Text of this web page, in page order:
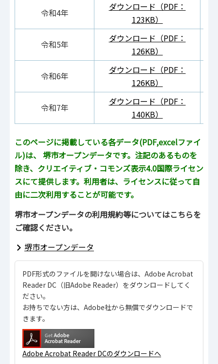
令和4年
ダウンロード（PDF：
123KB）
令和5年
ダウンロード（PDF：
126KB）
令和6年
ダウンロード（PDF：
126KB）
令和7年
ダウンロード（PDF：
140KB）
このページに掲載している各データ(PDF,excelファイ
ル)は、 堺市オープンデータです。注記のあるものを
除き、クリエイティブ・コモンズ表示4.0国際ライセン
スにて提供します。利用者は、ライセンスに従って自
由に二次利用することが可能です。
堺市オープンデータの利用規約等についてはこちらを
ご確認ください。
堺市オープンデータ
PDF形式のファイルを開けない場合は、Adobe Acrobat
Reader DC（旧Adobe Reader）をダウンロードしてく
ださい。
お持ちでない方は、Adobe社から無償でダウンロードで
きます。
Adobe Acrobat Reader DCのダウンロードへ